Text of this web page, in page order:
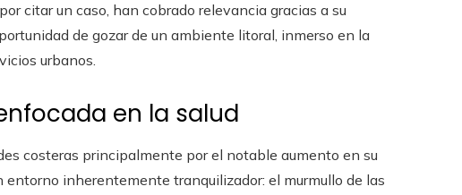
citar un caso, han cobrado relevancia gracias a su
de gozar de un ambiente litoral, inmerso en la
urbanos.
en la salud
costeras principalmente por el notable aumento en su
inherentemente tranquilizador: el murmullo de las